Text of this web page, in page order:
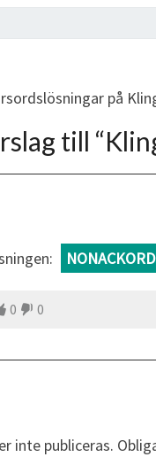
på
till “
NONACKORD
0 0
inte publiceras.